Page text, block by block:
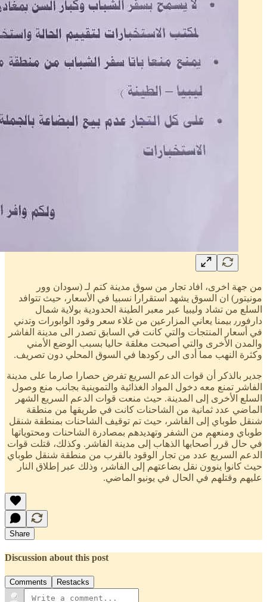
من جهة اخرى، افاد تجار من سوق مدينة كتم لـ (سودان وور
مونيتور) ان السوق يشهد استقرارا نسبيا في الأسعار، حيث تتوافد
السلع من تشاد وليبيا عبر معبر الطينة الحدودية بولاية شمال
دارفور٫ بيمنا يعاني المزارعين من غلاء سعر وقود الوابورات وتدني
في أسعار المنتجات والتي كانت في السابق تصدر الى مدينة الفاشر
والمدن الأخرى والتي أصبحت مغلقة حاليا بسبب الوضع الأمني
وكثرة النهب مما أدى الى ركودها في السوق المحلي دون تصريف.
جدير بالذكر أن قوات الدعم السريع تفرض حصارا صارما على مدينة
الفاشر تمنع معه دخول المواد الغذائية والتموينية بجانب منع وصول
السلع الأخرى إلى المدينة. حيث منعت قوات الدعم السريع الشهر
الماضي عدد ثمانية من الشاحنات كانت في طريقها من منطقة
شنقل طوباي إلى الفاشر، حيث تم توقيف الشاحنات بمنطقة شنقل
طوباي ومنعهم من الشفر وتهديدهم بمصادرة الشاحنات ومحتوياتها
في حال قرر أصحابها الذهاب إلى مدينة الفاشر. وكذلك، قتلت قوات
الدعم السريع عدد من تجار الوقود بالقرب من منطقة شنقل طوباي
حيث كانوا ينوون نقل بضاعتهم إلى الفاشر، وذلك عبر إطلاق النار
عليهم وقتلهم في الحال في يونيو الماضي.
Share
Discussion about this post
Comments Restacks